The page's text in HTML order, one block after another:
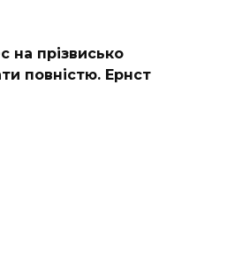
на прізвисько
повністю. Ернст